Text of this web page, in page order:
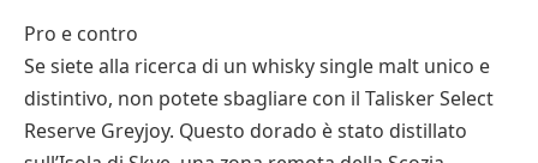
Pro e contro
Se siete alla ricerca di un whisky single malt unico e
distintivo, non potete sbagliare con il Talisker Select
Reserve Greyjoy. Questo dorado è stato distillato